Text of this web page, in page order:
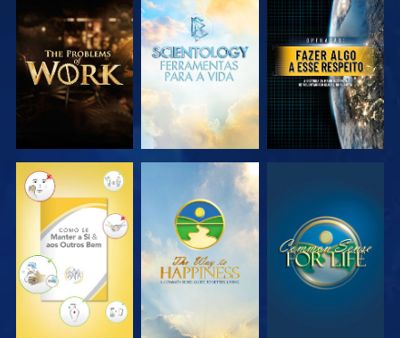
EXPLORAR A
SÉRIE
EXPLORAR A
SÉRIE
VER
VER VER VER